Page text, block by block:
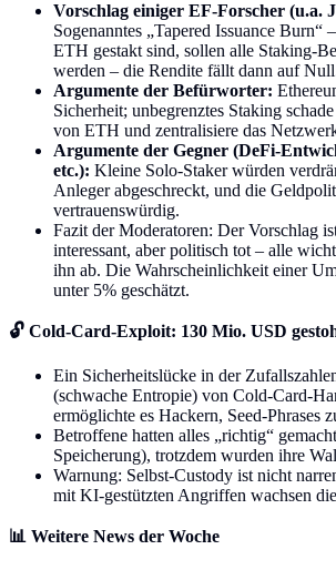
Vorschlag einiger EF-Forscher (u.a.
Sogenanntes „Tapered Issuance Burn“
ETH gestakt sind, sollen alle Staking-
werden – die Rendite fällt dann auf
Argumente der Befürworter:
Sicherheit; unbegrenztes Staking
von ETH und zentralisiere das
Argumente der Gegner (DeFi-
etc.): Kleine Solo-Staker würden
Anleger abgeschreckt, und die
vertrauenswürdig.
Fazit der Moderatoren: Der Vorschlag
interessant, aber politisch tot – alle
ihn ab. Die Wahrscheinlichkeit einer
unter 5% geschätzt.
🔓 Cold-Card-Exploit: 130 Mio. USD
Ein Sicherheitslücke in der
(schwache Entropie) von Cold-Card-
ermöglichte es Hackern, Seed-Phrases
Betroffene hatten alles „richtig“
Speicherung), trotzdem wurden ihre
Warnung: Selbst-Custody ist nicht
mit KI-gestützten Angriffen wachsen
📊 Weitere News der Woche